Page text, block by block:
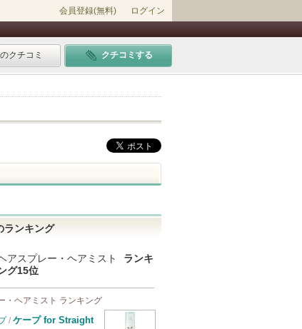
会員登録(無料) ログイン
クチコミ クチコミする
ランキング
アスプレー・ヘアミスト
ランキ
グ15位
・ヘアミスト ランキング
/ ケープ for Straight